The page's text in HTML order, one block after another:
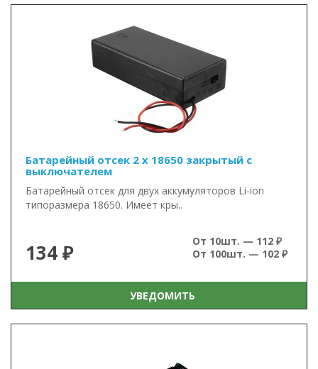
Батарейный отсек 2 x 18650 закрытый с
выключателем
Батарейный отсек для двух аккумуляторов Li-ion
типоразмера 18650. Имеет кры..
134 ₽
От 10шт. — 112 ₽
От 100шт. — 102 ₽
УВЕДОМИТЬ